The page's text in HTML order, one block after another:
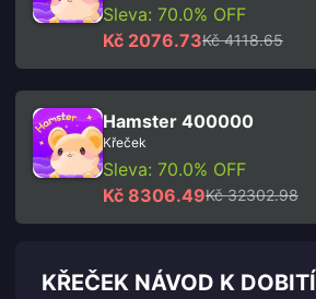
Sleva: 70.0% OFF
Kč 2076.73Kč 4118.65
Hamster 400000
Křeček
Sleva: 70.0% OFF
Kč 8306.49Kč 32302.98
KŘEČEK NÁVOD K DOBITÍ